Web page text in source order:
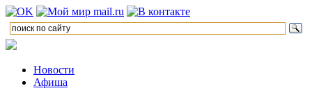
Новости
Афиша